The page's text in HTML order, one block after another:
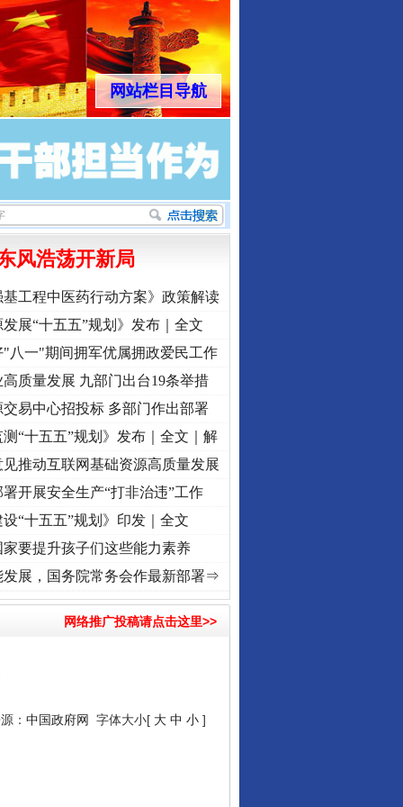
网站栏目导航
征程丨红船起航处 潮起..·[视频]一首歌的时间，读懂乐至的“诗与远方”
风浩荡开新局
基工程中医药行动方案》政策解读
发展“十五五”规划》发布｜全文
"八一"期间拥军优属拥政爱民工作
质量发展 九部门出台19条举措
易中心招投标 多部门作出部署
测“十五五”规划》发布｜全文｜解
见推动互联网基础资源高质量发展
开展安全生产“打非治违”工作
设“十五五”规划》印发｜全文
要提升孩子们这些能力素养
发展，国务院常务会作最新部署⇒
网络推广投稿请点击这里>>
： 中国政府网 字体大小[ 大 中 小 ]